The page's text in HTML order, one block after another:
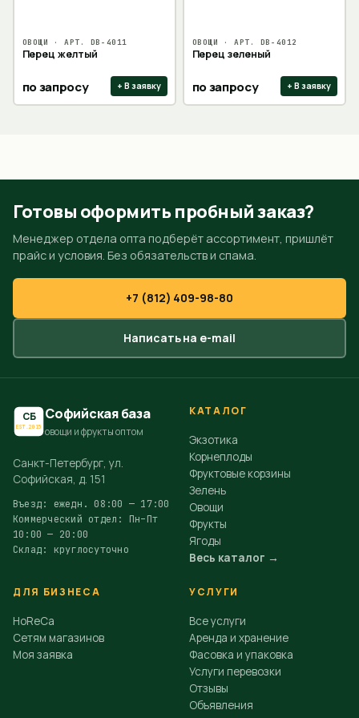
ОВОЩИ · АРТ. DB-4011
Перец желтый
по запросу + В заявку
ОВОЩИ · АРТ. DB-4012
Перец зеленый
по запросу + В заявку
Готовы оформить пробный заказ?
Менеджер отдела опта подберёт ассортимент, пришлёт
прайс и условия. Без обязательств и спама.
+7 (812) 409-98-80
Написать на e-mail
СБ
EST.2015
Софийская база
овощи и фрукты оптом
Санкт-Петербург, ул.
Софийская, д. 151
Въезд: ежедн. 08:00 — 17:00
Коммерческий отдел: Пн–Пт
10:00 — 20:00
Склад: круглосуточно
КАТАЛОГ
Экзотика
Корнеплоды
Фруктовые корзины
Зелень
Овощи
Фрукты
Ягоды
Весь каталог →
ДЛЯ БИЗНЕСА
HoReCa
Сетям магазинов
Моя заявка
УСЛУГИ
Все услуги
Аренда и хранение
Фасовка и упаковка
Услуги перевозки
Отзывы
Объявления